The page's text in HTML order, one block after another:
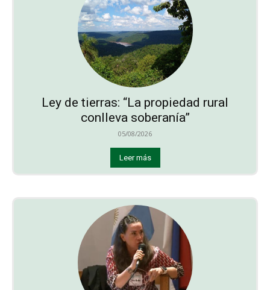
Ley de tierras: “La propiedad rural
conlleva soberanía”
05/08/2026
Leer más